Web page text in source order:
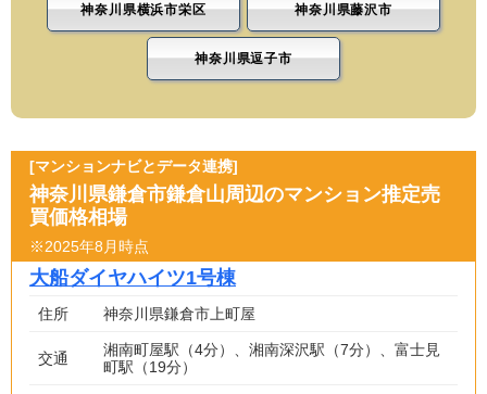
神奈川県横浜市栄区 神奈川県藤沢市
神奈川県逗子市
[マンションナビとデータ連携]
神奈川県鎌倉市鎌倉山周辺のマンション推定売
買価格相場
※2025年8月時点
大船ダイヤハイツ1号棟
住所 神奈川県鎌倉市上町屋
交通
湘南町屋駅（4分）、湘南深沢駅（7分）、富士見
町駅（19分）